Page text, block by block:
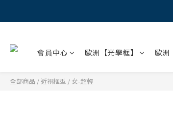
會員中心 歐洲【光學框】 歐洲
全部商品 / 近視框型 / 女-超輕